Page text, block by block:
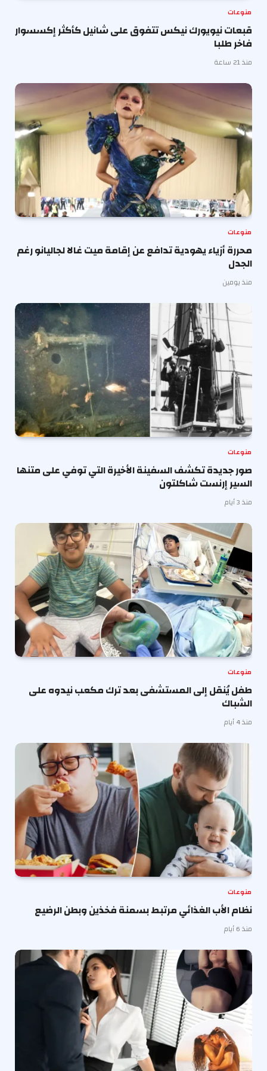
منوعات
قبعات نيويورك نيكس تتفوق على شانيل كأكثر إكسسوار
فاخر طلبا
منذ 21 ساعة
منوعات
محررة أزياء يهودية تدافع عن إقامة ميت غالا لجاليانو رغم
الجدل
منذ يومين
منوعات
صور جديدة تكشف السفينة الأخيرة التي توفي على متنها
السير إرنست شاكلتون
منذ 3 أيام
منوعات
طفل يُنقل إلى المستشفى بعد ترك مكعب نيدوه على
الشباك
منذ 4 أيام
منوعات
نظام الأب الغذائي مرتبط بسمنة فخذين وبطن الرضيع
منذ 6 أيام